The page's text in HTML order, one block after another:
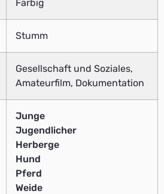
Farbig
Stumm
Gesellschaft und Soziales,
Amateurfilm, Dokumentation
Junge
Jugendlicher
Herberge
Hund
Pferd
Weide